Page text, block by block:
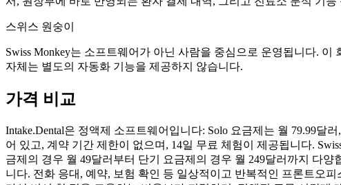
스위스 원숭이
Swiss Monkey는 소프트웨어가 아닌 사람을 중심으로 운영됩니다.
자체는 별도의 자동화 기능을 제공하지 않습니다.
가격 비교
Intake.Dental은 정액제 소프트웨어입니다: Solo 요금제는 월 79.99달
어 있고, 계약 기간 제한이 없으며, 14일 무료 체험이 제공됩니다.
금제의 경우 월 49달러부터 단기 요금제의 경우 월 249달러까지 다
니다. 전화 응대, 예약, 보험 확인 등 일상적이고 반복적인 프론트오